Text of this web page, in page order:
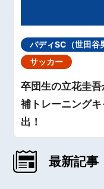
バディSC（世田谷
サッカー
卒団生の立花圭
補トレーニング
出！
最新記事